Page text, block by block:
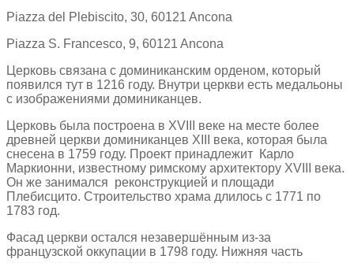
Piazza del Plebiscito, 30, 60121 Ancona
Piazza S. Francesco, 9, 60121 Ancona
Церковь связана с доминиканским орденом, который
появился тут в 1216 году. Внутри церкви есть медальоны
с изображениями доминиканцев.
Церковь была построена в XVIII веке на месте более
древней церкви доминиканцев XIII века, которая была
снесена в 1759 году. Проект принадлежит Карло
Маркионни, известному римскому архитектору XVIII века.
Он же занимался реконструкцией и площади
Плебисцито. Строительство храма длилось с 1771 по
1783 год.
Фасад церкви остался незавершённым из-за
французской оккупации в 1798 году. Нижняя часть